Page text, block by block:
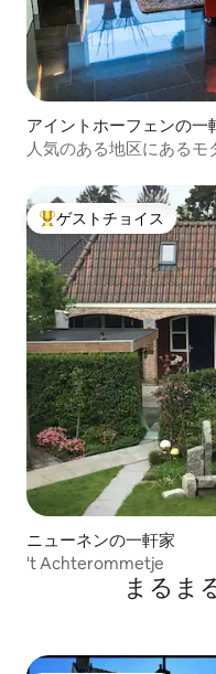
アイントホーフェンの一
人気のある地区にあるモ
大好評のゲストチョイス
ゲストチョイス
ニューネンの一軒家
't Achterommetje
まるま